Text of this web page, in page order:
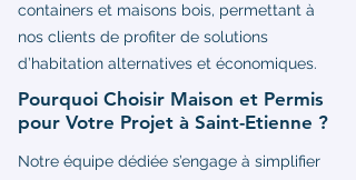
containers et maisons bois, permettant à
nos clients de profiter de solutions
d’habitation alternatives et économiques.
Pourquoi Choisir Maison et Permis
pour Votre Projet à Saint-Etienne ?
Notre équipe dédiée s’engage à simplifier